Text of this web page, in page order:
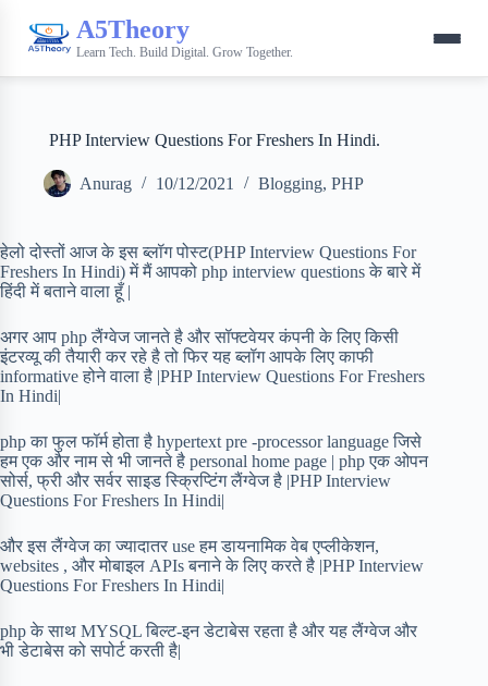
A5Theory
Learn Tech. Build Digital. Grow Together.
PHP Interview Questions For Freshers In Hindi.
Anurag 10/12/2021 Blogging, PHP
हेलो दोस्तों आज के इस ब्लॉग पोस्ट(PHP Interview Questions For
Freshers In Hindi) में मैं आपको php interview questions के बारे में
हिंदी में बताने वाला हूँ |
अगर आप php लैंग्वेज जानते है और सॉफ्टवेयर कंपनी के लिए किसी
इंटरव्यू की तैयारी कर रहे है तो फिर यह ब्लॉग आपके लिए काफी
informative होने वाला है |PHP Interview Questions For Freshers
In Hindi|
php का फुल फॉर्म होता है hypertext pre -processor language जिसे
हम एक और नाम से भी जानते है personal home page | php एक ओपन
सोर्स, फ्री और सर्वर साइड स्क्रिप्टिंग लैंग्वेज है |PHP Interview
Questions For Freshers In Hindi|
और इस लैंग्वेज का ज्यादातर use हम डायनामिक वेब एप्लीकेशन,
websites , और मोबाइल APIs बनाने के लिए करते है |PHP Interview
Questions For Freshers In Hindi|
php के साथ MYSQL बिल्ट-इन डेटाबेस रहता है और यह लैंग्वेज और
भी डेटाबेस को सपोर्ट करती है|